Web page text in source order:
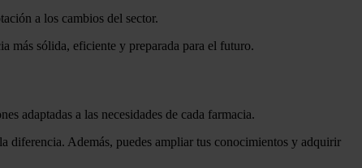
a los cambios del sector.
más sólida, eficiente y preparada para el futuro.
adaptadas a las necesidades de cada farmacia.
diferencia. Además, puedes ampliar tus conocimientos y adquirir